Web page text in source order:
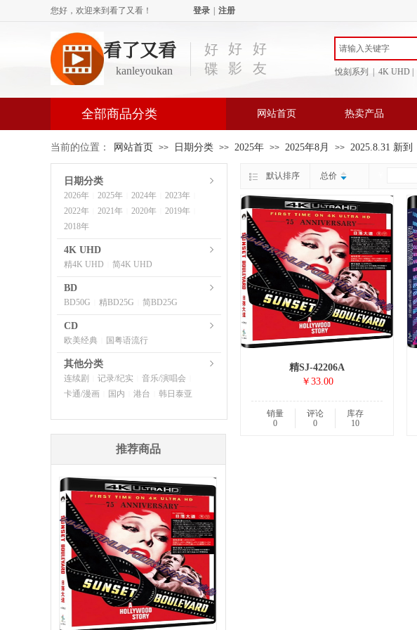
您好，欢迎来到看了又看！ 登录 注册
好
碟
好
影
好
友
悅刻系列 | 4K UHD |
看了又看
kanleyoukan
全部商品分类 网站首页 热卖产品
当前的位置： 网站首页 >> 日期分类 >> 2025年 >> 2025年8月 >> 2025.8.31 新到
默认排序 总价
精SJ-42206A
￥33.00
销量
0
评论
0
库存
10
日期分类
2026年 2025年 2024年 2023年
2022年 2021年 2020年 2019年
2018年
4K UHD
精4K UHD 简4K UHD
BD
BD50G 精BD25G 简BD25G
CD
欧美经典 国粤语流行
其他分类
连续剧 记录/纪实 音乐/演唱会
卡通/漫画 国内 港台 韩日泰亚
推荐商品